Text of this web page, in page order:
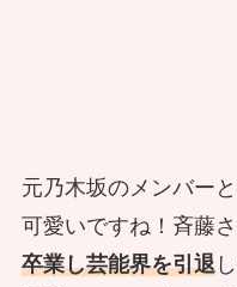
元乃木坂のメンバー
可愛いですね！斉藤
卒業し芸能界を引退